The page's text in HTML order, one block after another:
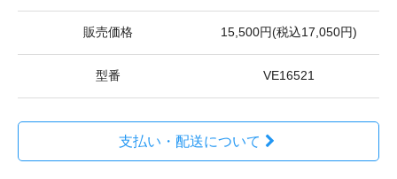
販売価格 15,500円(税込17,050円)
型番 VE16521
支払い・配送について